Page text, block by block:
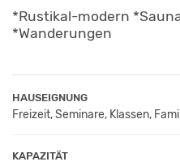
*Rustikal-modern
*Wanderungen
HAUSEIGNUNG
Freizeit, Seminare, Klassen,
KAPAZITÄT